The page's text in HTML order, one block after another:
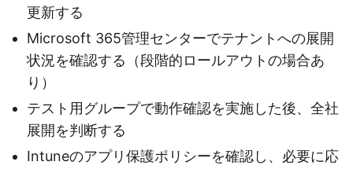
更新する
Microsoft 365管理センターでテナントへの展開
状況を確認する（段階的ロールアウトの場合あ
り）
テスト用グループで動作確認を実施した後、全社
展開を判断する
Intuneのアプリ保護ポリシーを確認し、必要に応